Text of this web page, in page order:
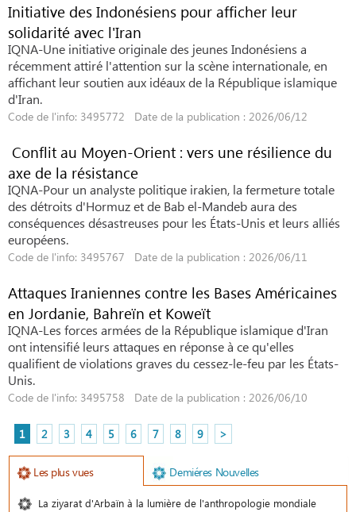
Initiative des Indonésiens pour afficher leur
solidarité avec l'Iran
IQNA-Une initiative originale des jeunes Indonésiens a
récemment attiré l'attention sur la scène internationale, en
affichant leur soutien aux idéaux de la République islamique
d'Iran.
Code de l'info: 3495772 Date de la publication : 2026/06/12
Conflit au Moyen-Orient : vers une résilience du
axe de la résistance
IQNA-Pour un analyste politique irakien, la fermeture totale
des détroits d'Hormuz et de Bab el-Mandeb aura des
conséquences désastreuses pour les États-Unis et leurs alliés
européens.
Code de l'info: 3495767 Date de la publication : 2026/06/11
Attaques Iraniennes contre les Bases Américaines
en Jordanie, Bahreïn et Koweït
IQNA-Les forces armées de la République islamique d'Iran
ont intensifié leurs attaques en réponse à ce qu'elles
qualifient de violations graves du cessez-le-feu par les États-
Unis.
Code de l'info: 3495758 Date de la publication : 2026/06/10
1 2 3 4 5 6 7 8 9 >
Les plus vues Demiéres Nouvelles
La ziyarat d'Arbaïn à la lumière de l'anthropologie mondiale